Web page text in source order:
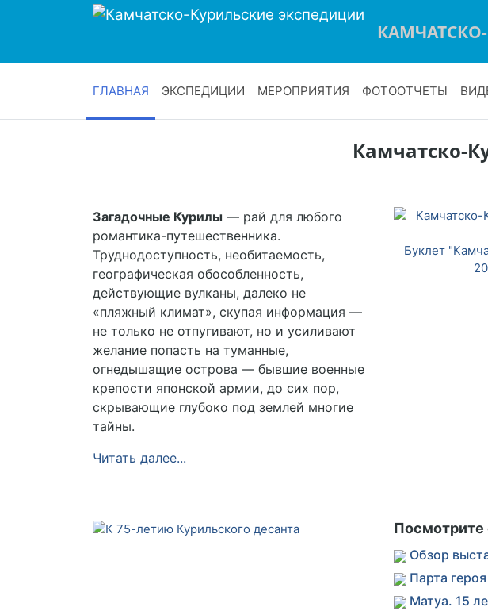
ГЛАВНАЯ ЭКСПЕДИЦИИ МЕРОПРИЯТИЯ ФОТООТЧЕТЫ
Камчатско-
Загадочные Курилы — рай для любого
романтика-путешественника.
Труднодоступность, необитаемость,
географическая обособленность,
действующие вулканы, далеко не
«пляжный климат», скупая информация —
не только не отпугивают, но и усиливают
желание попасть на туманные,
огнедышащие острова — бывшие военные
крепости японской армии, до сих пор,
скрывающие глубоко под землей многие
тайны.
Читать далее...
Буклет
Обзор
Парта героя
Матуа. 15